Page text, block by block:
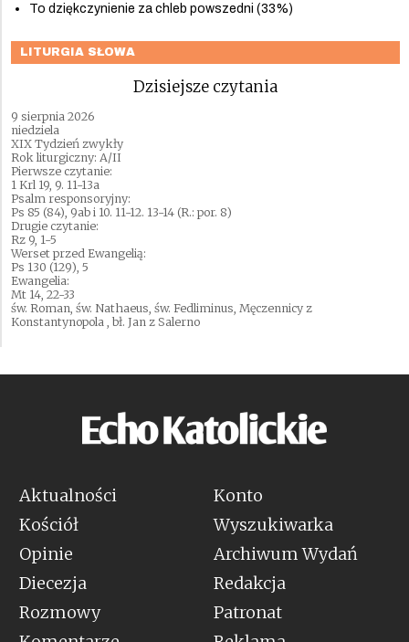
To dziękczynienie za chleb powszedni (33%)
LITURGIA SŁOWA
Dzisiejsze czytania
9 sierpnia 2026
niedziela
XIX Tydzień zwykły
Rok liturgiczny: A/II
Pierwsze czytanie:
1 Krl 19, 9. 11-13a
Psalm responsoryjny:
Ps 85 (84), 9ab i 10. 11-12. 13-14 (R.: por. 8)
Drugie czytanie:
Rz 9, 1-5
Werset przed Ewangelią:
Ps 130 (129), 5
Ewangelia:
Mt 14, 22-33
św. Roman, św. Nathaeus, św. Fedliminus, Męczennicy z
Konstantynopola , bł. Jan z Salerno
Aktualności
Kościół
Opinie
Diecezja
Rozmowy
Konto
Wyszukiwarka
Archiwum Wydań
Redakcja
Patronat